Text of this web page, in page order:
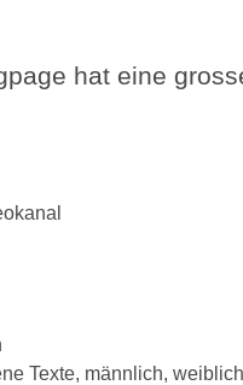
hat eine
Texte, männlich,